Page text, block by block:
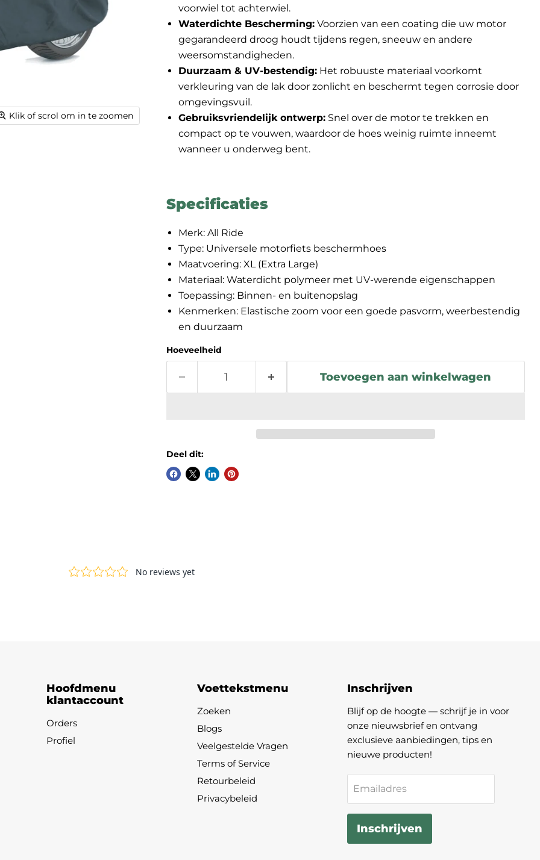
Klik of scrol om in te zoomen
voorwiel tot achterwiel.
Waterdichte Bescherming:Voorzien van een coating die uw motor
gegarandeerd droog houdt tijdens regen, sneeuw en andere
weersomstandigheden.
Duurzaam & UV-bestendig:Het robuuste materiaal voorkomt
verkleuring van de lak door zonlicht en beschermt tegen corrosie door
omgevingsvuil.
Gebruiksvriendelijk ontwerp:Snel over de motor te trekken en
compact op te vouwen, waardoor de hoes weinig ruimte inneemt
wanneer u onderweg bent.
Specificaties
Merk: All Ride
Type: Universele motorfiets beschermhoes
Maatvoering: XL (Extra Large)
Materiaal: Waterdicht polymeer met UV-werende eigenschappen
Toepassing: Binnen- en buitenopslag
Kenmerken: Elastische zoom voor een goede pasvorm, weerbestendig
en duurzaam
Hoeveelheid
Toevoegen aan winkelwagen
Deel dit:
Hoofdmenu
klantaccount
Orders
Profiel
Voettekstmenu
Zoeken
Blogs
Veelgestelde Vragen
Terms of Service
Retourbeleid
Privacybeleid
Inschrijven
Blijf op de hoogte — schrijf je in voor
onze nieuwsbrief en ontvang
exclusieve aanbiedingen, tips en
nieuwe producten!
Emailadres
Inschrijven